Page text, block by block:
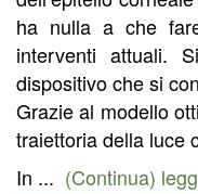
ha nulla a che
interventi attuali.
dispositivo che si
Grazie al modello
traiettoria della luce
In ... (Continua)